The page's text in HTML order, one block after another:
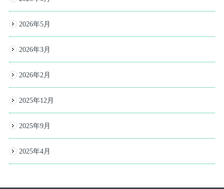
2026年5月
2026年3月
2026年2月
2025年12月
2025年9月
2025年4月